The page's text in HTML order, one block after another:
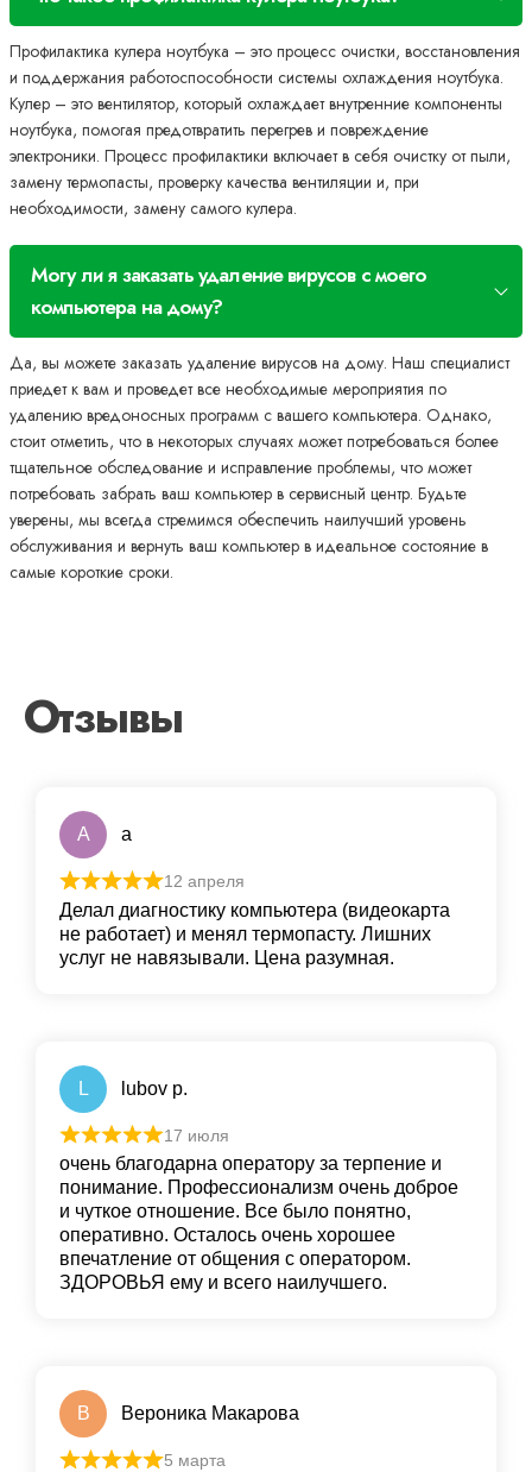
Профилактика кулера ноутбука – это процесс очистки, восстановления
и поддержания работоспособности системы охлаждения ноутбука.
Кулер – это вентилятор, который охлаждает внутренние компоненты
ноутбука, помогая предотвратить перегрев и повреждение
электроники. Процесс профилактики включает в себя очистку от пыли,
замену термопасты, проверку качества вентиляции и, при
необходимости, замену самого кулера.
Могу ли я заказать удаление вирусов с моего
компьютера на дому?
Да, вы можете заказать удаление вирусов на дому. Наш специалист
приедет к вам и проведет все необходимые мероприятия по
удалению вредоносных программ с вашего компьютера. Однако,
стоит отметить, что в некоторых случаях может потребоваться более
тщательное обследование и исправление проблемы, что может
потребовать забрать ваш компьютер в сервисный центр. Будьте
уверены, мы всегда стремимся обеспечить наилучший уровень
обслуживания и вернуть ваш компьютер в идеальное состояние в
самые короткие сроки.
Отзывы
A a
12 апреля
Делал диагностику компьютера (видеокарта
не работает) и менял термопасту. Лишних
услуг не навязывали. Цена разумная.
L lubov p.
17 июля
очень благодарна оператору за терпение и
понимание. Профессионализм очень доброе
и чуткое отношение. Все было понятно,
оперативно. Осталось очень хорошее
впечатление от общения с оператором.
ЗДОРОВЬЯ ему и всего наилучшего.
В Вероника Макарова
5 марта